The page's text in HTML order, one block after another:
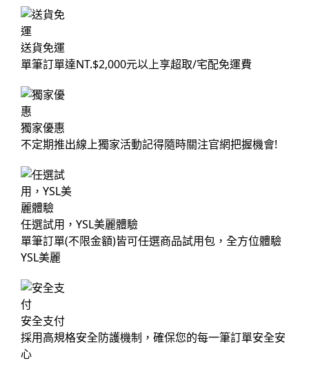
送貨免運
單筆訂單達NT.$2,000元以上享超取/宅配免運費
獨家優惠
不定期推出線上獨家活動記得隨時關注官網把握機會!
任選試用，YSL美麗體驗
單筆訂單(不限金額)皆可任選商品試用包，全方位體驗
YSL美麗
安全支付
採用高規格安全防護機制，確保您的每一筆訂單安全安
心